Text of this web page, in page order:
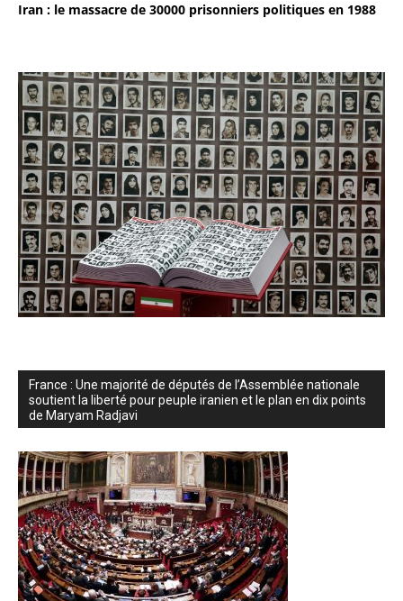
Iran : le massacre de 30000 prisonniers politiques en 1988
France : Une majorité de députés de l’Assemblée nationale
soutient la liberté pour peuple iranien et le plan en dix points
de Maryam Radjavi